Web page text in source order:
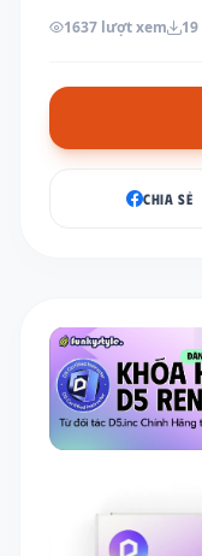
1637 lượt xem
CHIA SẺ